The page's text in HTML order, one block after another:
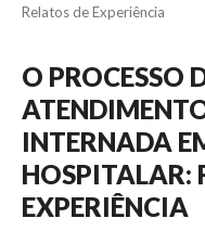
Relatos de Experiência
O PROCESSO
INTERNADA
HOSPITALAR:
EXPERIÊNCIA